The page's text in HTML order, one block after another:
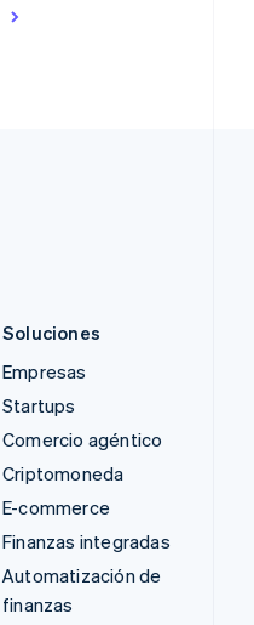
Soluciones
Empresas
Startups
Comercio agéntico
Criptomoneda
E-commerce
Finanzas integradas
Automatización de
finanzas